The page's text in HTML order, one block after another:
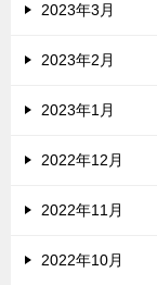
2023年3月
2023年2月
2023年1月
2022年12月
2022年11月
2022年10月